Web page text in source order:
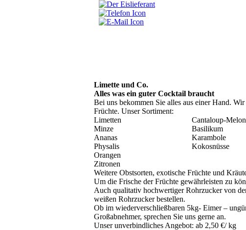
Limette und Co.
Alles was ein guter Cocktail braucht
Bei uns bekommen Sie alles aus einer Hand.
Früchte. Unser Sortiment:
Limetten
Minze
Ananas
Physalis
Orangen
Zitronen
Cantaloup-
Basilikum
Karambole
Kokosnüsse
Weitere Obstsorten, exotische Früchte und
Um die Frische der Früchte gewährleisten zu
Auch qualitativ hochwertiger Rohrzucker von
weißen Rohrzucker bestellen.
Ob im wiederverschließbaren 5kg- Eimer –
Großabnehmer, sprechen Sie uns gerne an.
Unser unverbindliches Angebot: ab 2,50 €/ kg